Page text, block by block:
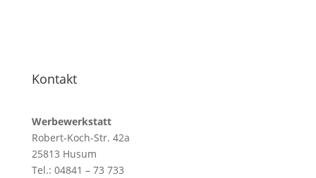
Kontakt
Werbewerkstatt
Robert-Koch-Str. 42a
25813 Husum
Tel.: 04841 – 73 733